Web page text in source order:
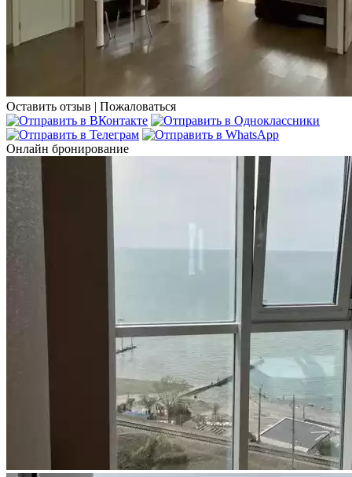
Оставить отзыв | Пожаловаться
Онлайн бронирование